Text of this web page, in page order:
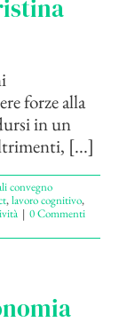
forze alla
in un
[...]
convegno
,lavoro cognitivo,
| 0 Commenti